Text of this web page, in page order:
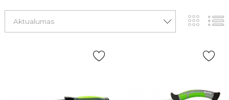
Aktualumas